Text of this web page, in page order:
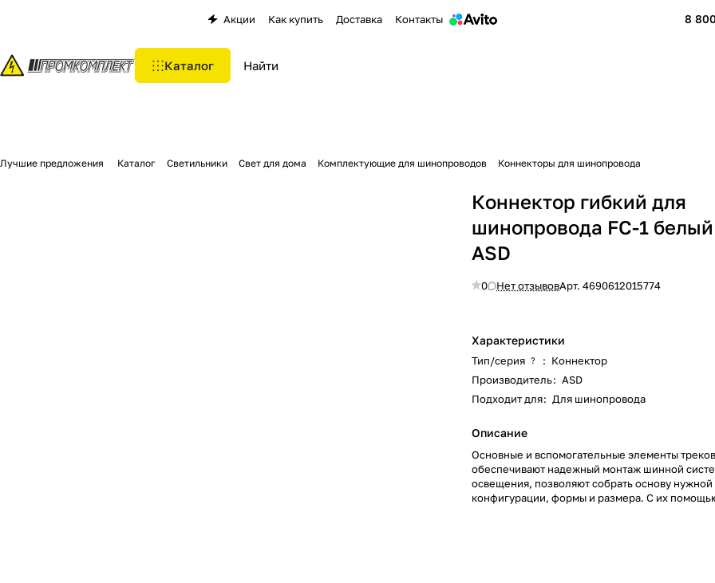
Акции Как купить Доставка Контакты 8
Каталог
Лучшие предложения Каталог Светильники Свет для дома Комплектующие для шинопроводов Коннекторы для шинопровода
Коннектор гибкий для
шинопровода FC-1
ASD
0 Нет отзывовАрт.4690612015774
Характеристики
Тип/серия ? : Коннектор
Производитель: ASD
Подходит для: Для шинопровода
Описание
Основные и вспомогательные элементы
обеспечивают надежный монтаж шинной
освещения, позволяют собрать основу нужной
конфигурации, формы и размера. С их